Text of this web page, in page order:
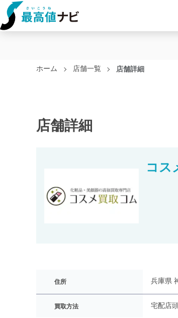
ホーム 店舗一覧 店舗詳細
店舗詳細
コス
住所 兵庫県
買取方法 宅配店頭